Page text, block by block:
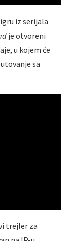
iz serijala
je otvoreni
u kojem će
sa
trejler za